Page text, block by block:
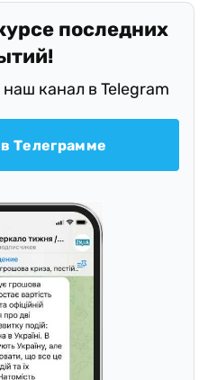
последних
канал в Telegram
Телеграмме